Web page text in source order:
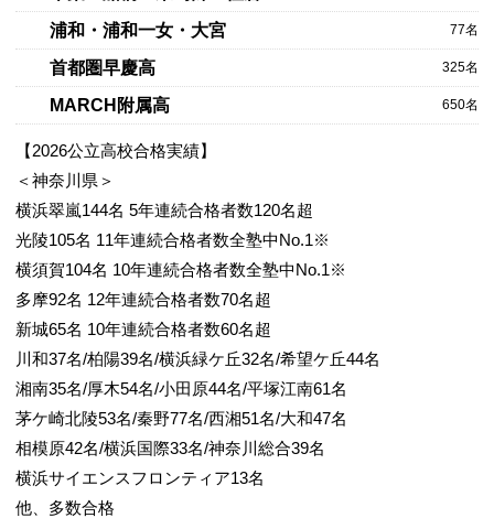
浦和・浦和一女・大宮
77名
首都圏早慶高 325名
MARCH附属高 650名
【2026公立高校合格実績】
＜神奈川県＞
横浜翠嵐144名 5年連続合格者数120名超
光陵105名 11年連続合格者数全塾中No.1※
横須賀104名 10年連続合格者数全塾中No.1※
多摩92名 12年連続合格者数70名超
新城65名 10年連続合格者数60名超
川和37名/柏陽39名/横浜緑ケ丘32名/希望ケ丘44名
湘南35名/厚木54名/小田原44名/平塚江南61名
茅ケ崎北陵53名/秦野77名/西湘51名/大和47名
相模原42名/横浜国際33名/神奈川総合39名
横浜サイエンスフロンティア13名
他、多数合格